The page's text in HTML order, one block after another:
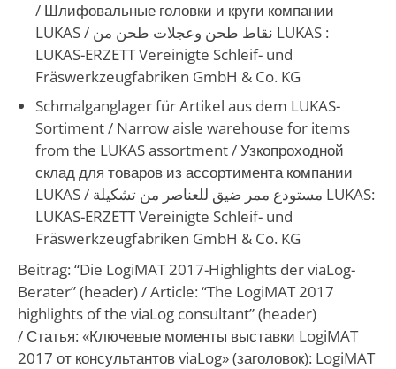
/ Шлифовальные головки и круги компании
LUKAS /
نقاط طحن وعجلات طحن من LUKAS :
LUKAS-ERZETT Vereinigte Schleif- und
Fräswerkzeugfabriken GmbH & Co. KG
Schmalganglager für Artikel aus dem LUKAS-
Sortiment / Narrow aisle warehouse for items
from the LUKAS assortment/ Узкопроходной
склад для товаров из ассортимента компании
LUKAS /
مستودع ممر ضيق للعناصر من تشكيلة LUKAS:
LUKAS-ERZETT Vereinigte Schleif- und
Fräswerkzeugfabriken GmbH & Co. KG
Beitrag: “Die LogiMAT 2017-Highlights der viaLog-
Berater” (header) /Article: “The LogiMAT 2017
highlights of the viaLog consultant” (header)
/ Статья: «Ключевые моменты выставки LogiMAT
2017 от консультантов viaLog» (заголовок): LogiMAT